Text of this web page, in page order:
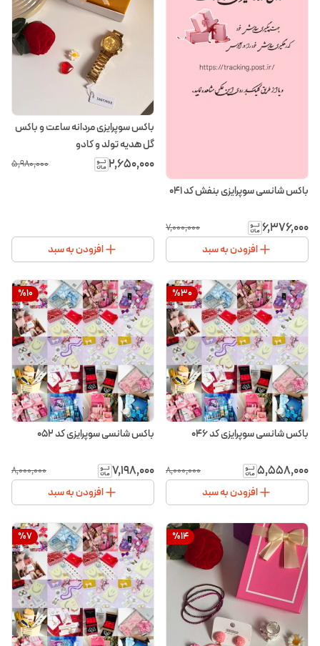
باکس شانسی سوپرایزی بنفش کد ۰۴۱
۶٬۳۷۶٬۰۰۰ ۷٬۰۰۰٬۰۰۰
افزودن به سبد
باکس سوپرایزی مردانه ساعت و باکس
گل هدیه تولد و کادو
۲٬۶۵۰٬۰۰۰ ۵٬۹۸۰٬۰۰۰
افزودن به سبد
%30
باکس شانسی سوپرایزی کد ۰۴۶
۵٬۵۵۸٬۰۰۰ ۸٬۰۰۰٬۰۰۰
افزودن به سبد
%10
باکس شانسی سوپرایزی کد ۰۵۲
۷٬۱۹۸٬۰۰۰ ۸٬۰۰۰٬۰۰۰
افزودن به سبد
%14
%7